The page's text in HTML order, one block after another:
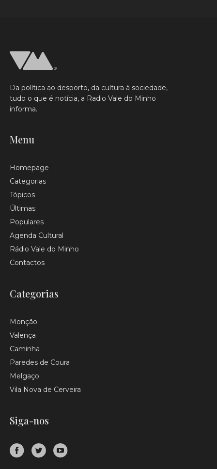
Da política ao desporto, da cultura à sociedade,
tudo o que é notícia, a Radio Vale do Minho
informa.
Menu
Homepage
Categorias
Tópicos
Últimas
Populares
Agenda Cultural
Rádio Vale do Minho
Contactos
Categorias
Monção
Valença
Caminha
Paredes de Coura
Melgaço
Vila Nova de Cerveira
Siga-nos